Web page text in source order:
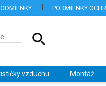
PODMIENKY
vzduchu Montáž